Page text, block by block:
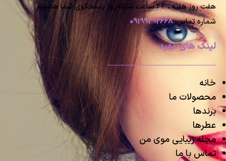
هفت روز هفته ، ۲۴ ساعت شبانه‌روز پاسخگوی شما هستیم
شماره تماس:09199292668
لینک های مفید
خانه
محصولات ما
برندها
عطرها
مجله زیبایی موی من
تماس با ما